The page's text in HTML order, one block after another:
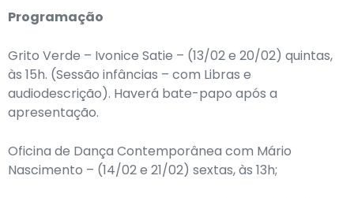
Programação
Grito Verde – Ivonice Satie – (13/02 e 20/02) quintas,
às 15h. (Sessão infâncias – com Libras e
audiodescrição). Haverá bate-papo após a
apresentação.
Oficina de Dança Contemporânea com Mário
Nascimento – (14/02 e 21/02) sextas, às 13h;